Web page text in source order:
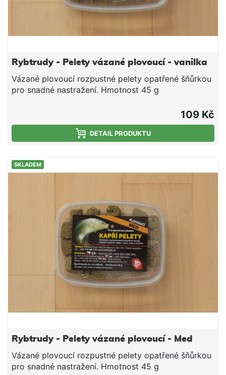
Rybtrudy - Pelety vázané plovoucí - vanilka
Vázané plovoucí rozpustné pelety opatřené šňůrkou
pro snadné nastražení. Hmotnost 45 g
109 Kč
DETAIL PRODUKTU
SKLADEM
Rybtrudy - Pelety vázané plovoucí - Med
Vázané plovoucí rozpustné pelety opatřené šňůrkou
pro snadné nastražení. Hmotnost 45 g